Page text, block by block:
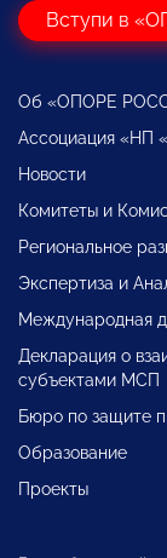
Вступи в
Об «ОПОРЕ
Ассоциация «НП
Новости
Комитеты и
Региональное
Экспертиза и
Международная
Декларация о
субъектами МСП
Бюро по защите
Образование
Проекты